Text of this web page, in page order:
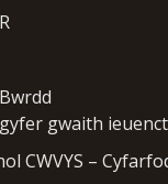
gwaith
CWVYS –